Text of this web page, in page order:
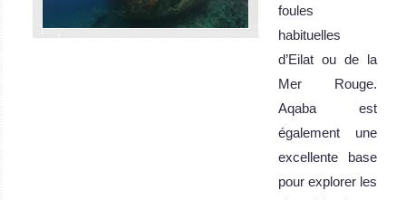
foules
habituelles
d’Eilat ou de la
Mer Rouge.
Aqaba est
également une
excellente base
pour explorer les